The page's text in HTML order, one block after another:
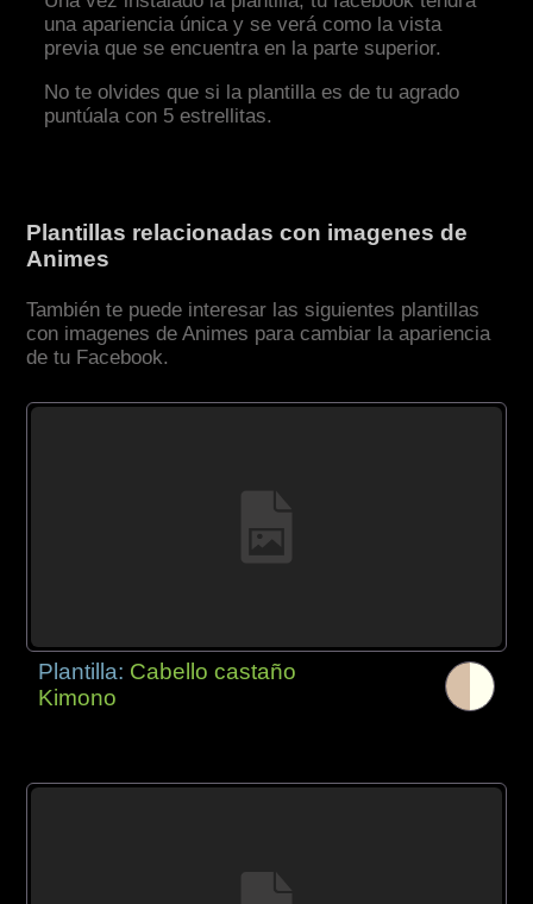
una apariencia única y se verá como la vista
previa que se encuentra en la parte superior.
No te olvides que si la plantilla es de tu agrado
puntúala con 5 estrellitas.
Plantillas relacionadas con imagenes de
Animes
También te puede interesar las siguientes plantillas
con imagenes de Animes para cambiar la apariencia
de tu Facebook.
Plantilla: Cabello castaño
Kimono